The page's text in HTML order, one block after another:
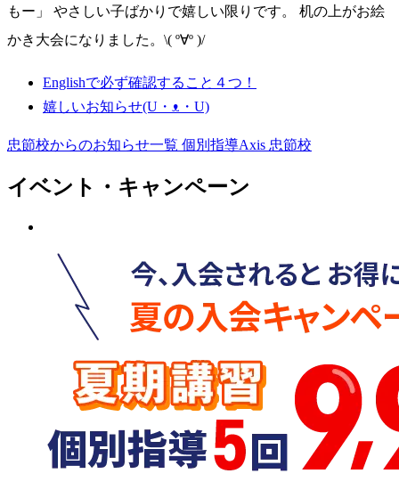
もー」 やさしい子ばかりで嬉しい限りです。 机の上がお絵
かき大会になりました。\( º∀º )/
Englishで必ず確認すること４つ！
嬉しいお知らせ(U・ᴥ・U)
忠節校からのお知らせ一覧 個別指導Axis 忠節校
イベント・キャンペーン